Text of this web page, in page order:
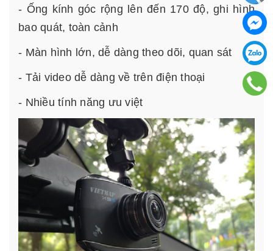
- Ống kính góc rộng lên đến 170 độ, ghi hình
bao quát, toàn cảnh
- Màn hình lớn, dễ dàng theo dõi, quan sát
- Tải video dễ dàng về trên điện thoại
- Nhiều tính năng ưu việt